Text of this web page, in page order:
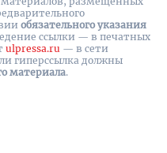
обязательного указания
ссылки — в печатных
ulpressa.ru — в сети
гиперссылка должны
материала.